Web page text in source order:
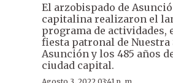
El arzobispado de
capitalina realizaron el
programa de actividades,
fiesta patronal de Nuestra
Asunción y los 485 años
ciudad capital.